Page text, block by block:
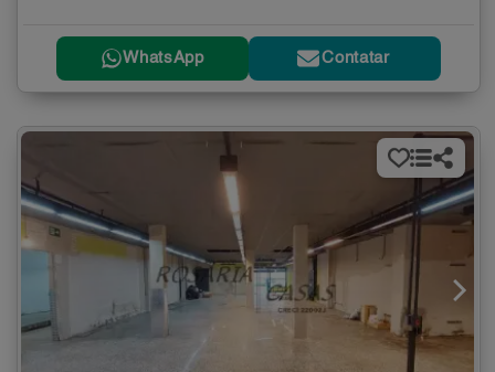
WhatsApp Contatar